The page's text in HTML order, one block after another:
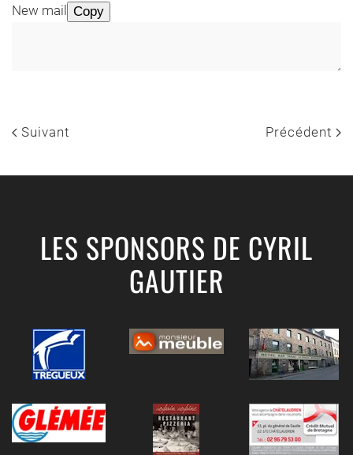
New mail
Copy
Suivant Précédent
LES SPONSORS DE CYRIL
GAUTIER